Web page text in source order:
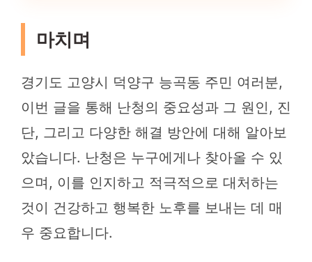
마치며
경기도 고양시 덕양구 능곡동 주민 여러분,
이번 글을 통해 난청의 중요성과 그 원인, 진
단, 그리고 다양한 해결 방안에 대해 알아보
았습니다. 난청은 누구에게나 찾아올 수 있
으며, 이를 인지하고 적극적으로 대처하는
것이 건강하고 행복한 노후를 보내는 데 매
우 중요합니다.